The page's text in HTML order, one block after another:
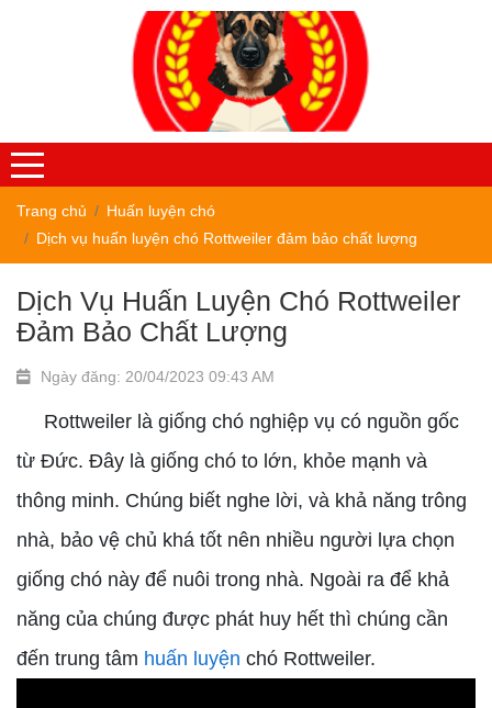
Trang chủ
Huấn luyện chó
Dịch vụ huấn luyện chó Rottweiler đảm bảo chất lượng
Dịch Vụ Huấn Luyện Chó Rottweiler
Đảm Bảo Chất Lượng
Ngày đăng: 20/04/2023 09:43 AM
Rottweiler là giống chó nghiệp vụ có nguồn gốc
từ Đức. Đây là giống chó to lớn, khỏe mạnh và
thông minh. Chúng biết nghe lời, và khả năng trông
nhà, bảo vệ chủ khá tốt nên nhiều người lựa chọn
giống chó này để nuôi trong nhà. Ngoài ra để khả
năng của chúng được phát huy hết thì chúng cần
đến trung tâm huấn luyện chó Rottweiler.